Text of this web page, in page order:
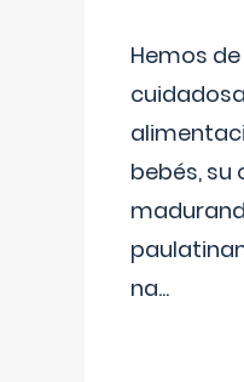
Hemos
bebés, su
na...